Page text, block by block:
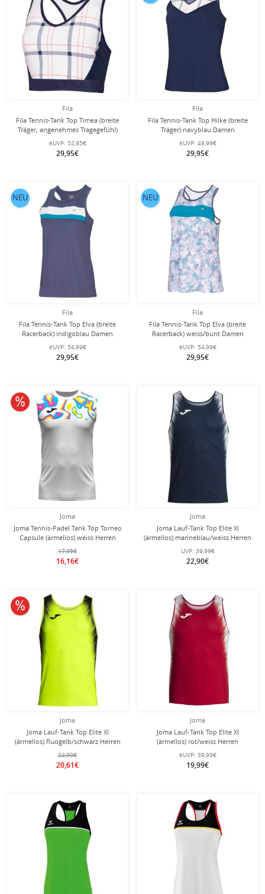
Fila
Fila Tennis-Tank Top Timea (breite
Träger, angenehmes Tragegefühl)
weiss/navyblau Damen
eUVP: 52,95€
29,95€
Fila
Fila Tennis-Tank Top Hilke (breite
Träger) navyblau Damen
eUVP: 49,99€
29,95€
Fila
Fila Tennis-Tank Top Elva (breite
Racerback) indigoblau Damen
eUVP: 54,99€
29,95€
NEU
Fila
Fila Tennis-Tank Top Elva (breite
Racerback) weiss/bunt Damen
eUVP: 54,99€
29,95€
NEU
Joma
Joma Tennis-Padel Tank Top Torneo
Capsule (ärmellos) weiss Herren
17,95€
16,16€
10% reduziert
Joma
Joma Lauf-Tank Top Elite XI
(ärmellos) marineblau/weiss Herren
UVP: 39,99€
22,90€
Joma
Joma Lauf-Tank Top Elite XI
(ärmellos) fluogelb/schwarz Herren
22,90€
20,61€
10% reduziert
Joma
Joma Lauf-Tank Top Elite XI
(ärmellos) rot/weiss Herren
eUVP: 39,99€
19,99€